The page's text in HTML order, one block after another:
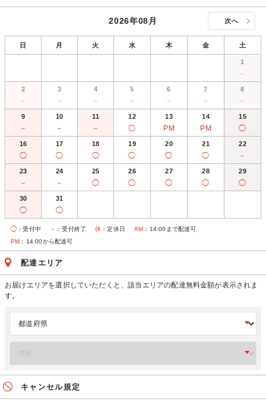
2026年08月 次へ
日 月 火 水 木 金 土
1
－
2
－
3
－
4
－
5
－
6
－
7
－
8
－
9
－
10
－
11
－
12
◯
13
PM
14
PM
15
◯
16
◯
17
◯
18
◯
19
◯
20
◯
21
◯
22
－
23
－
24
－
25
◯
26
◯
27
◯
28
◯
29
◯
30
◯
31
◯
◯ ：受付中 － ：受付終了 休 ：定休日 AM ：14:00まで配達可
PM ：14:00から配達可
配達エリア
お届けエリアを選択していただくと、該当エリアの配達無料金額が表示されま
す。
キャンセル規定